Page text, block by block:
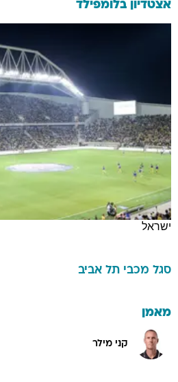
אצטדיון בלומפילד
ישראל
סגל מכבי תל אביב
מאמן
קני מילר